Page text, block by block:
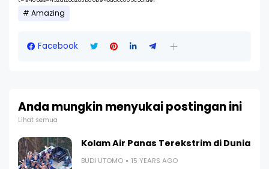
Amazing
Facebook
Anda mungkin menyukai postingan ini
Lihat semua
Kolam Air Panas Terekstrim di Dunia
BUDI UTOMO 15 YEARS AGO